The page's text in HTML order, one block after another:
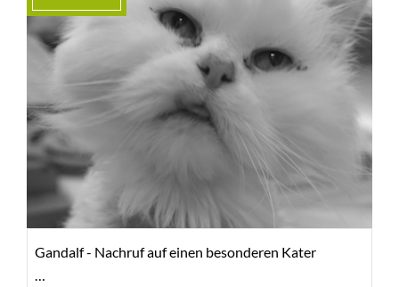
Gandalf - Nachruf auf einen besonderen Kater